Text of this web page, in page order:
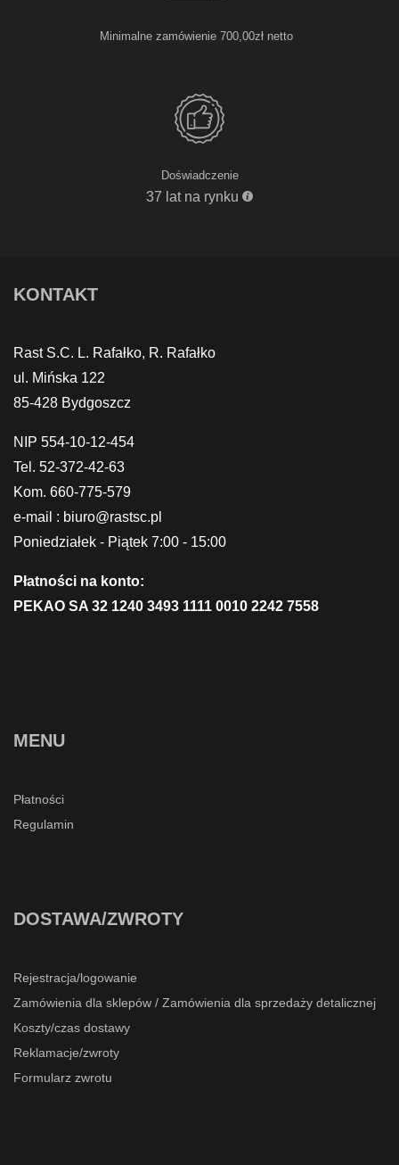
Minimalne zamówienie 700,00zł netto
Doświadczenie
37 lat na rynku
KONTAKT
Rast S.C. L. Rafałko, R. Rafałko
ul. Mińska 122
85-428 Bydgoszcz
NIP 554-10-12-454
Tel. 52-372-42-63
Kom. 660-775-579
e-mail : biuro@rastsc.pl
Poniedziałek - Piątek 7:00 - 15:00
Płatności na konto:
PEKAO SA 32 1240 3493 1111 0010 2242 7558
MENU
Płatności
Regulamin
DOSTAWA/ZWROTY
Rejestracja/logowanie
Zamówienia dla sklepów / Zamówienia dla sprzedaży detalicznej
Koszty/czas dostawy
Reklamacje/zwroty
Formularz zwrotu